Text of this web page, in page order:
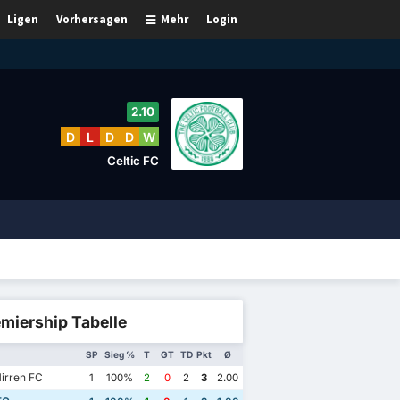
Login
Mehr
Vorhersagen
Ligen
2.10
D L D D W
Celtic FC
Tabelle
SP Sieg % T GT TD Pkt Ø
FC 1 100% 2 0 2 3
2.00